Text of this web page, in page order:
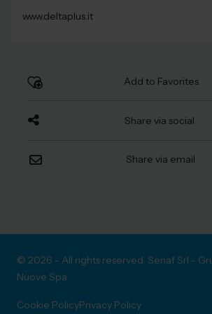
www.deltaplus.it
Add to Favorites
Share via social
Share via email
© 2026 - All rights reserved. Senaf Srl -
Nuove Spa
Cookie PolicyPrivacy Policy